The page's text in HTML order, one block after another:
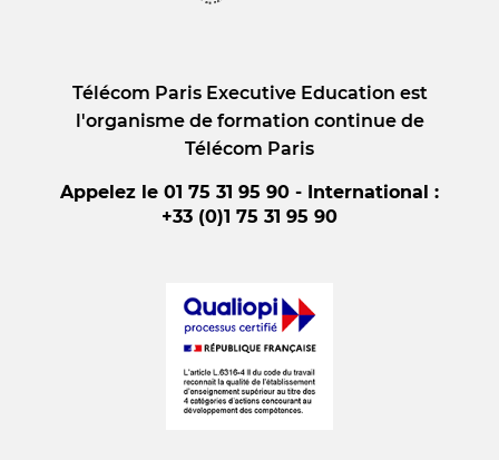
Télécom Paris Executive Education est
l'organisme de formation continue de
Télécom Paris
Appelez le 01 75 31 95 90 - International :
+33 (0)1 75 31 95 90